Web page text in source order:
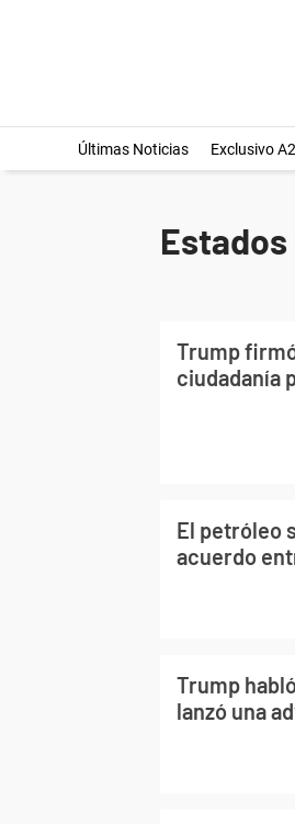
Últimas Noticias Exclusivo
Trump
ciudadanía
El petróleo
acuerdo
Trump
lanzó una